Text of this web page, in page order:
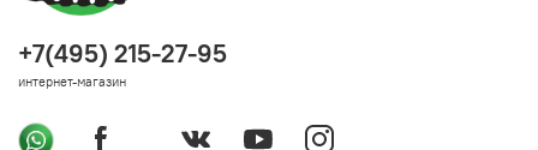
+7(495) 215-27-95
интернет-магазин